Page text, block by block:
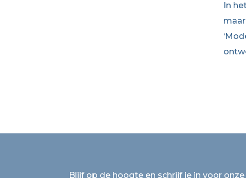
In
Blijf op de hoogte en schrijf je in voor